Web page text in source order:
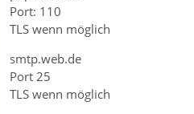
Port: 110
TLS wenn möglich
smtp.web.de
Port 25
TLS wenn möglich